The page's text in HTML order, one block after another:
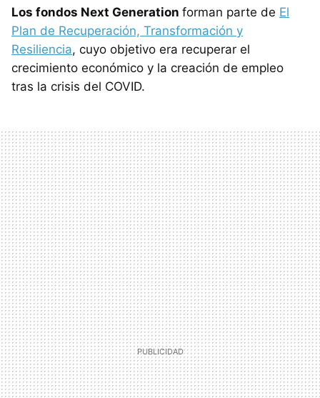
Los fondos Next Generation forman parte de El
Plan de Recuperación, Transformación y
Resiliencia, cuyo objetivo era recuperar el
crecimiento económico y la creación de empleo
tras la crisis del COVID.